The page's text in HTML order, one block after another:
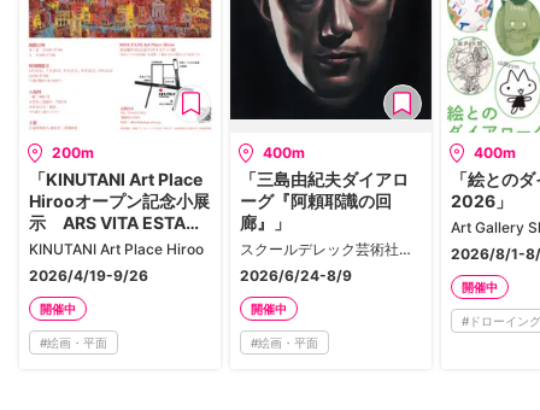
200m
「KINUTANI Art Place
Hirooオープン記念小展
示 ARS VITA ESTA
VITA ARS ESTA──芸術
は人生、人生は芸術
──」
KINUTANI Art Place Hiroo
2026/4/19-9/26
開催中
#絵画・平面
400m
「三島由紀夫ダイアロ
ーグ『阿頼耶識の回
廊』」
スクールデレック芸術社会学研究所
2026/6/24-8/9
開催中
#絵画・平面
400m
「絵との
2026」
Art Gallery
2026/8/1-
開催中
# ドローイング